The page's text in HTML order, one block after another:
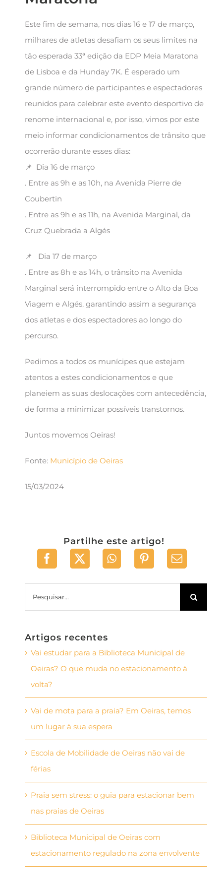
Este fim de semana, nos dias 16 e 17 de março,
milhares de atletas desafiam os seus limites na
tão esperada 33ª edição da EDP Meia Maratona
de Lisboa e da Hunday 7K. É esperado um
grande número de participantes e espectadores
reunidos para celebrar este evento desportivo de
renome internacional e, por isso, vimos por este
meio informar condicionamentos de trânsito que
ocorrerão durante esses dias:
📌 Dia 16 de março
. Entre as 9h e as 10h, na Avenida Pierre de
Coubertin
. Entre as 9h e as 11h, na Avenida Marginal, da
Cruz Quebrada a Algés
📌 Dia 17 de março
. Entre as 8h e as 14h, o trânsito na Avenida
Marginal será interrompido entre o Alto da Boa
Viagem e Algés, garantindo assim a segurança
dos atletas e dos espectadores ao longo do
percurso.
Pedimos a todos os munícipes que estejam
atentos a estes condicionamentos e que
planeiem as suas deslocações com antecedência,
de forma a minimizar possíveis transtornos.
Juntos movemos Oeiras!
Fonte: Município de Oeiras
15/03/2024
Partilhe este artigo!
Artigos recentes
Vai estudar para a Biblioteca Municipal de
Oeiras? O que muda no estacionamento à
volta?
Vai de mota para a praia? Em Oeiras, temos
um lugar à sua espera
Escola de Mobilidade de Oeiras não vai de
férias
Praia sem stress: o guia para estacionar bem
nas praias de Oeiras
Biblioteca Municipal de Oeiras com
estacionamento regulado na zona envolvente